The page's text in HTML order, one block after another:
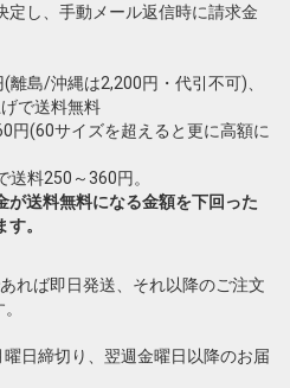
定し、手動メール返信時に請求金
島/沖縄は2,200円・代引不可)、
で送料無料
円(60サイズを超えると更に高額に
料250～360円。
が送料無料になる金額を下回った
。
れば即日発送、それ以降のご注文
日締切り、翌週金曜日以降のお届